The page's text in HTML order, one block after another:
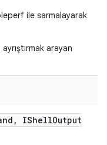
ile sarmalayarak
arayan
, IShellOutput